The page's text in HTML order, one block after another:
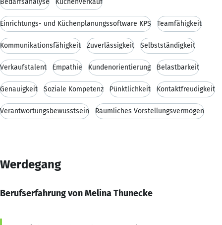
Einrichtungs- und Küchenplanungssoftware KPS Teamfähigkeit
Kommunikationsfähigkeit Zuverlässigkeit Selbstständigkeit
Verkaufstalent Empathie Kundenorientierung Belastbarkeit
Genauigkeit Soziale Kompetenz Pünktlichkeit Kontaktfreudigkeit
Verantwortungsbewusstsein Räumliches Vorstellungsvermögen
Werdegang
Berufserfahrung von Melina Thunecke